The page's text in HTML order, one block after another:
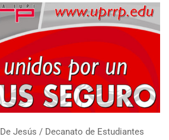
Jesús / Decanato de Estudiantes